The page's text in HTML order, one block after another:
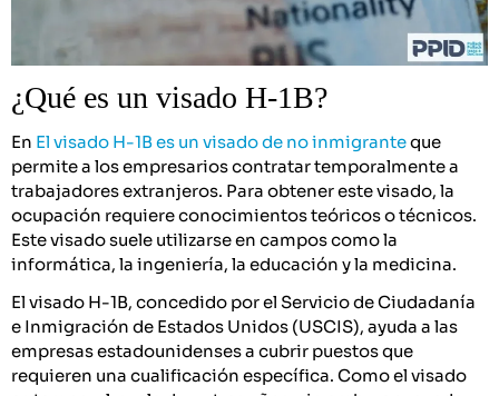
¿Qué es un visado H-1B?
En El visado H-1B es un visado de no inmigranteque
permite a los empresarios contratar temporalmente a
trabajadores extranjeros. Para obtener este visado, la
ocupación requiere conocimientos teóricos o técnicos.
Este visado suele utilizarse en campos como la
informática, la ingeniería, la educación y la medicina.
El visado H-1B, concedido por el Servicio de Ciudadanía
e Inmigración de Estados Unidos (USCIS), ayuda a las
empresas estadounidenses a cubrir puestos que
requieren una cualificación específica. Como el visado